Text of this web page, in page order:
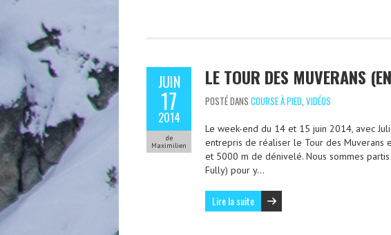
JUIN
17
2014
de
Maximilien
LE TOUR DES MUVERANS
POSTÉ DANS COURSE À PIED, VIDÉOS
Le week-end du 14 et 15 juin 2014, avec
entrepris de réaliser le Tour des Muverans
et 5000 m de dénivelé. Nous sommes
Fully) pour y…
Lire la suite